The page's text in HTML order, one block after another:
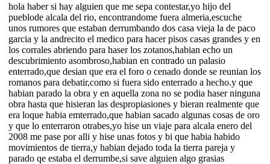
hola haber si hay alguien que me sepa contestar,yo hijo del
pueblode alcala del rio, encontrandome fuera almeria,escuche
unos rumores que estaban derrumbando dos casa vieja la de paco
garcia y la andrecito el medico para hacer pisos casas grandes y en
los corrales abriendo para haser los zotanos,habian echo un
descubrimiento asombroso,habian en contrado un palasio
enterrado,que desian que era el foro o cenado donde se reunian los
romanos para debatir,como si fuera sido enterrado a hecho.y que
habian parado la obra y en aquella zona no se podia haser ninguna
obra hasta que hisieran las despropiasiones y bieran realmente que
era loque habia emterrado,que habian sacado algunas cosas de oro
y que lo enterraron otrabes,yo hise un viaje para alcala enero del
2008 me pase por alli y hise unas fotos y bi que habia habido
movimientos de tierra,y habian dejado toda la tierra pareja y
parado qe estaba el derrumbe,si save alguien algo grasias